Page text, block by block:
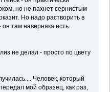
но не пахнет сернистым
Но надо растворить в
там наверняка есть.
не делал - просто по цвету
Человек, который
мой образец, как раз,